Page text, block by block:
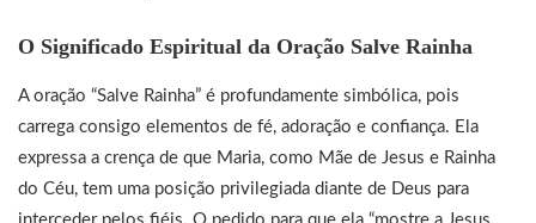
O Significado Espiritual da Oração Salve Rainha
A oração “Salve Rainha” é profundamente simbólica, pois
carrega consigo elementos de fé, adoração e confiança. Ela
expressa a crença de que Maria, como Mãe de Jesus e Rainha
do Céu, tem uma posição privilegiada diante de Deus para